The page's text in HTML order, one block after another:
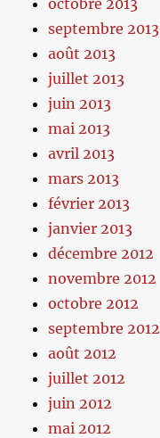
octobre 2013
septembre 2013
août 2013
juillet 2013
juin 2013
mai 2013
avril 2013
mars 2013
février 2013
janvier 2013
décembre 2012
novembre 2012
octobre 2012
septembre 2012
août 2012
juillet 2012
juin 2012
mai 2012